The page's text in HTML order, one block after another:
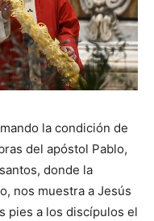
la condición de
del apóstol Pablo,
donde la
nos muestra a Jesús
pies a los discípulos el